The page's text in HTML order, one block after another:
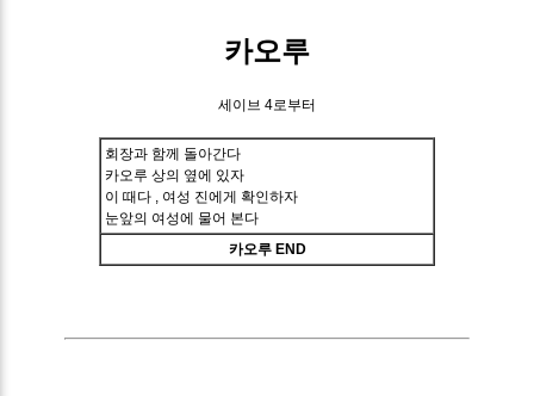
카오루
세이브 4로부터
회장과 함께 돌아간다
카오루 상의 옆에 있자
이 때다 , 여성 진에게 확인하자
눈앞의 여성에 물어 본다
카오루 END